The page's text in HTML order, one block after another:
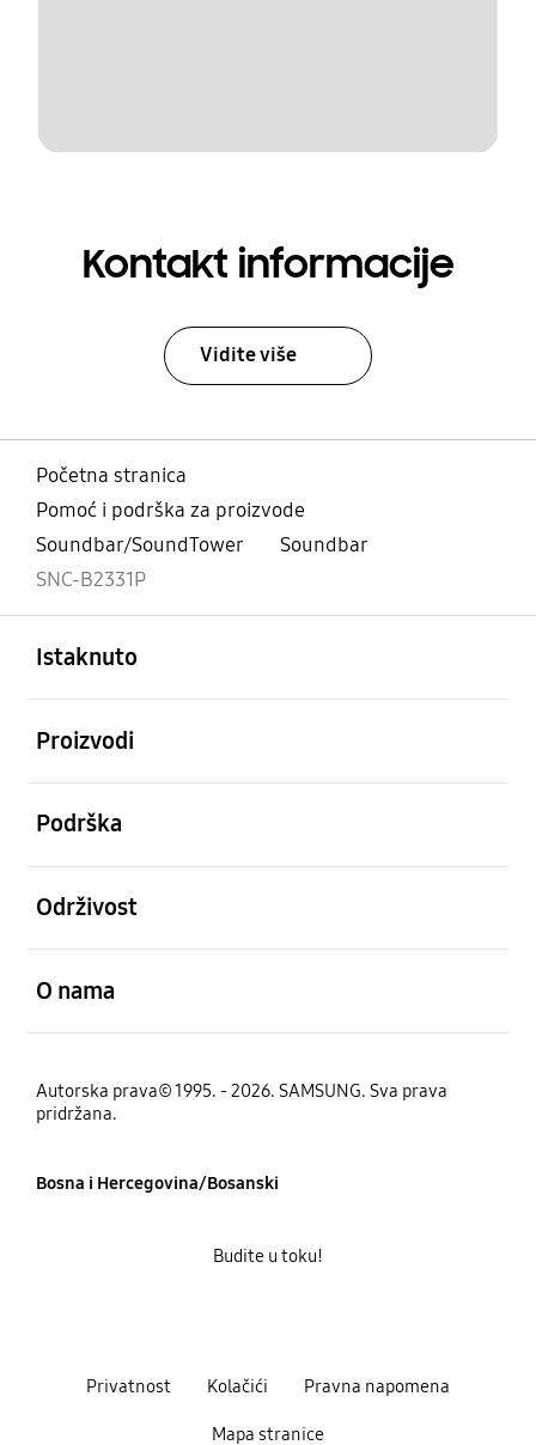
Kontakt informacije
Vidite više
Početna stranica
Pomoć i podrška za proizvode
Soundbar/SoundTower
Soundbar
SNC-B2331P
Istaknuto
Proizvodi
Podrška
Održivost
O nama
Autorska prava© 1995. - 2026. SAMSUNG. Sva prava
pridržana.
Bosna i Hercegovina/Bosanski
Privatnost Kolačići Pravna napomena
Mapa stranice
Budite u toku!